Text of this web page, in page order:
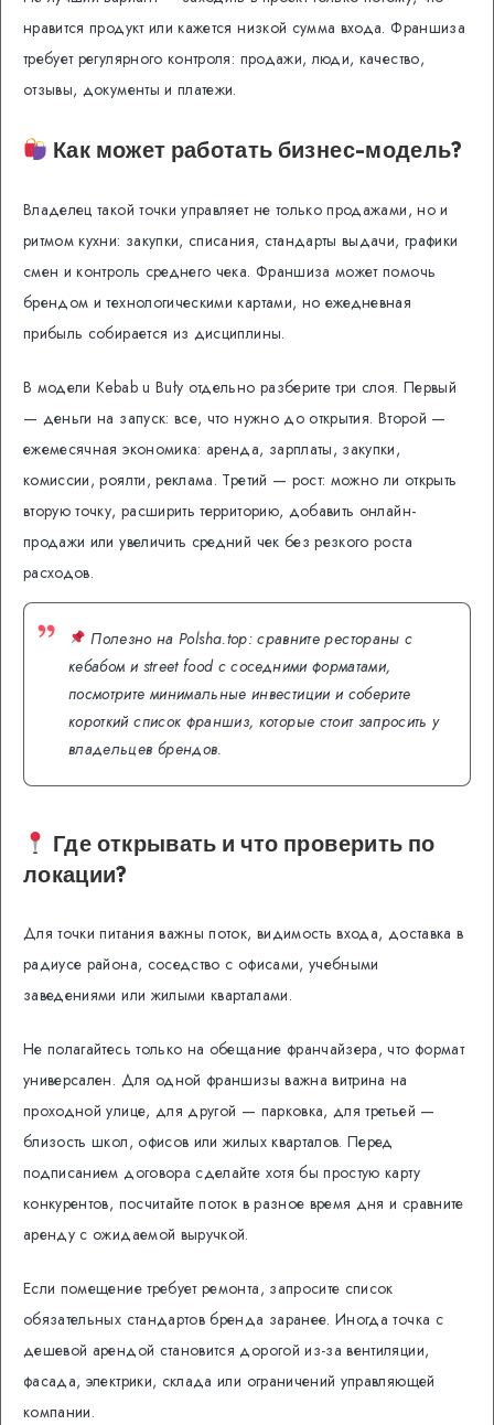
нравится продукт или кажется низкой сумма входа. Франшиза
требует регулярного контроля: продажи, люди, качество,
отзывы, документы и платежи.
Как может работать бизнес-модель?
Владелец такой точки управляет не только продажами, но и
ритмом кухни: закупки, списания, стандарты выдачи, графики
смен и контроль среднего чека. Франшиза может помочь
брендом и технологическими картами, но ежедневная
прибыль собирается из дисциплины.
В модели Kebab u Buły отдельно разберите три слоя. Первый
— деньги на запуск: все, что нужно до открытия. Второй —
ежемесячная экономика: аренда, зарплаты, закупки,
комиссии, роялти, реклама. Третий — рост: можно ли открыть
вторую точку, расширить территорию, добавить онлайн-
продажи или увеличить средний чек без резкого роста
расходов.
Полезно на Polsha.top: сравните рестораны с
кебабом и street food с соседними форматами,
посмотрите минимальные инвестиции и соберите
короткий список франшиз, которые стоит запросить у
владельцев брендов.
Где открывать и что проверить по
локации?
Для точки питания важны поток, видимость входа, доставка в
радиусе района, соседство с офисами, учебными
заведениями или жилыми кварталами.
Не полагайтесь только на обещание франчайзера, что формат
универсален. Для одной франшизы важна витрина на
проходной улице, для другой — парковка, для третьей —
близость школ, офисов или жилых кварталов. Перед
подписанием договора сделайте хотя бы простую карту
конкурентов, посчитайте поток в разное время дня и сравните
аренду с ожидаемой выручкой.
Если помещение требует ремонта, запросите список
обязательных стандартов бренда заранее. Иногда точка с
дешевой арендой становится дорогой из-за вентиляции,
фасада, электрики, склада или ограничений управляющей
компании.